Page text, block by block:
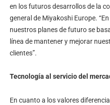
en los futuros desarrollos de la
general de Miyakoshi Europe.
nuestros planes de futuro se
línea de mantener y mejorar
clientes”.
Tecnología al servicio del
En cuanto a los valores